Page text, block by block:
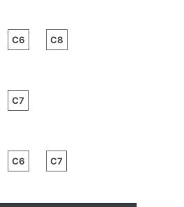
C6 C8
C7
C6 C7